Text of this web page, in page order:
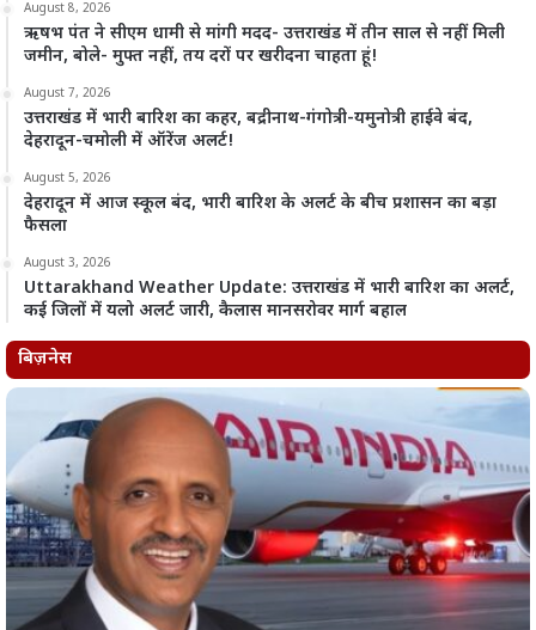
August 8, 2026
ऋषभ पंत ने सीएम धामी से मांगी मदद- उत्तराखंड में तीन साल से नहीं मिली
जमीन, बोले- मुफ्त नहीं, तय दरों पर खरीदना चाहता हूं!
August 7, 2026
उत्तराखंड में भारी बारिश का कहर, बद्रीनाथ-गंगोत्री-यमुनोत्री हाईवे बंद,
देहरादून-चमोली में ऑरेंज अलर्ट!
August 5, 2026
देहरादून में आज स्कूल बंद, भारी बारिश के अलर्ट के बीच प्रशासन का बड़ा
फैसला
August 3, 2026
Uttarakhand Weather Update: उत्तराखंड में भारी बारिश का अलर्ट,
कई जिलों में यलो अलर्ट जारी, कैलास मानसरोवर मार्ग बहाल
बिज़नेस